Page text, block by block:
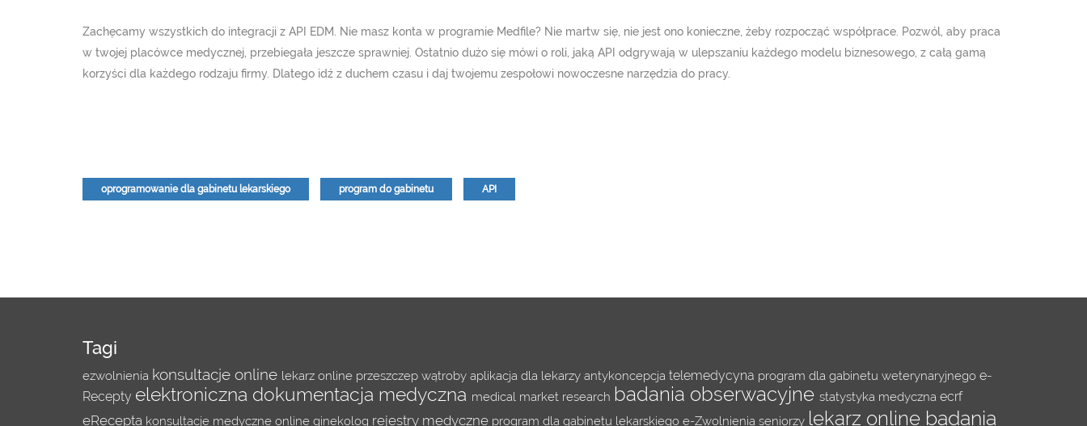
Zachęcamy wszystkich do integracji z API EDM. Nie masz konta w programie Medfile? Nie martw się, nie jest ono konieczne, żeby rozpocząć współprace. Pozwól, aby praca
w twojej placówce medycznej, przebiegała jeszcze sprawniej. Ostatnio dużo się mówi o roli, jaką API odgrywają w ulepszaniu każdego modelu biznesowego, z całą gamą
korzyści dla każdego rodzaju firmy. Dlatego idź z duchem czasu i daj twojemu zespołowi nowoczesne narzędzia do pracy.
oprogramowanie dla gabinetu lekarskiego program do gabinetu API
Tagi
ezwolnienia konsultacje online lekarz online przeszczep wątroby aplikacja dla lekarzy antykoncepcja telemedycyna program dla gabinetu weterynaryjnego e-
Recepty elektroniczna dokumentacja medyczna medical market research badania obserwacyjne statystyka medyczna ecrf
eRecepta konsultacje medyczne online ginekolog rejestry medyczne program dla gabinetu lekarskiego e-Zwolnienia seniorzy lekarz online badania